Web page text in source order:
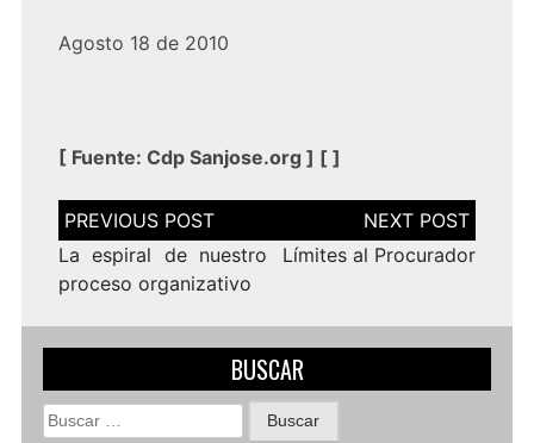
Agosto 18 de 2010
[ Fuente: Cdp Sanjose.org] [ ]
Navegación
de
entradas
La espiral de nuestro
proceso organizativo
Límites al Procurador
BUSCAR
Buscar: